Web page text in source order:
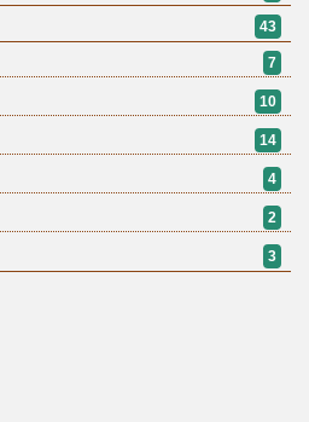
43
7
10
14
4
2
3